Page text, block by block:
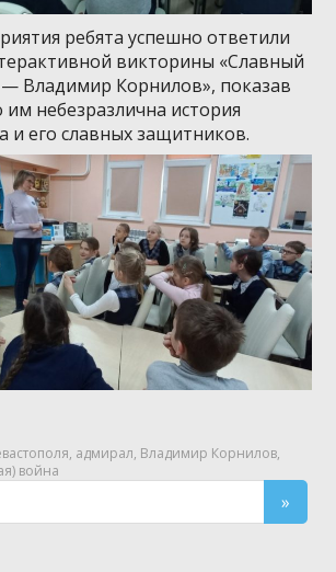
ребята успешно ответили
викторины «Славный
Владимир Корнилов», показав
небезразлична история
и его славных защитников.
, адмирал, Владимир Корнилов,
война